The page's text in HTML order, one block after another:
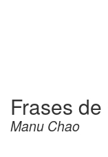
Frases
Manu Chao